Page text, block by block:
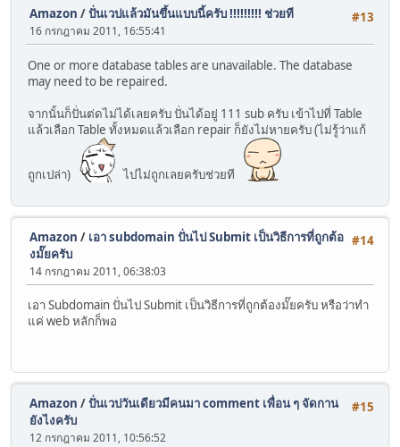
#13
Amazon /ปั่นเวปแล้วมันขึ้นแบบนี้ครับ !!!!!!!!! ช่วยที
16 กรกฎาคม 2011, 16:55:41
One or more database tables are unavailable. The database
may need to be repaired.
จากนั้นก็ปั่นต่ดไม่ได้เลยครับ ปั่นได้อยู่ 111 sub ครับ เข้าไปที่ Table
แล้วเลือก Table ทั้งหมดแล้วเลือก repair ก็ยังไม่หายครับ (ไม่รู้ว่าแก้
ถูกเปล่า) ไปไม่ถูกเลยครับช่วยที
#14
Amazon / เอา subdomain ปั่นไป Submit เป็นวิธีการที่ถูกต้อ
งมั๊ยครับ
14 กรกฎาคม 2011, 06:38:03
เอา Subdomain ปั่นไป Submit เป็นวิธีการที่ถูกต้องมั๊ยครับ หรือว่าทำ
แค่ web หลักก็พอ
#15
Amazon /ปั่นเวปวันเดียวมีคนมา comment เพื่อน ๆ จัดกาน
ยังไงครับ
12 กรกฎาคม 2011, 10:56:52